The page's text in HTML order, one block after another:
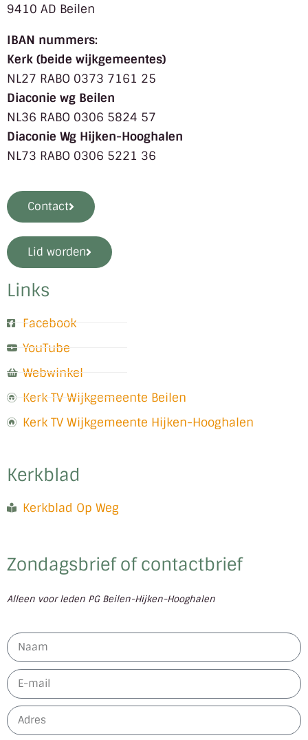
9410 AD Beilen
IBAN nummers:
Kerk (beide wijkgemeentes)
NL27 RABO 0373 7161 25
Diaconie wg Beilen
NL36 RABO 0306 5824 57
Diaconie Wg Hijken-Hooghalen
NL73 RABO 0306 5221 36
Contact
Lid worden
Links
Facebook
YouTube
Webwinkel
Kerk TV Wijkgemeente Beilen
Kerk TV Wijkgemeente Hijken-Hooghalen
Kerkblad
Kerkblad Op Weg
Zondagsbrief of contactbrief
Alleen voor leden PG Beilen-Hijken-Hooghalen